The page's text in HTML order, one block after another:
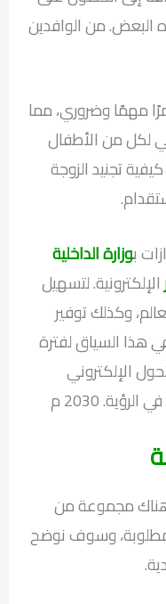
البعض. من الوافدين
مهمًا وضروري، مما
لكل من الأطفال
تجنيد الزوجة
بوزارة الداخلية
الإلكترونية. لتسهيل
وكذلك توفير
هذا السياق لفترة
الإلكتروني
2030 م
مجموعة من
وسوف نوضح